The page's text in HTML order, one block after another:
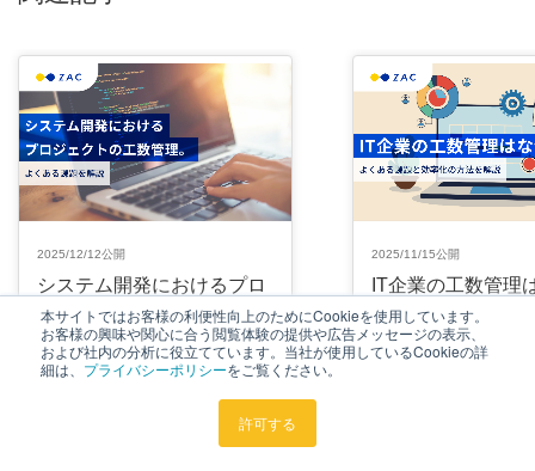
本サイトではお客様の利便性向上のためにCookieを使用しています。
お客様の興味や関心に合う閲覧体験の提供や広告メッセージの表示、
および社内の分析に役立てています。当社が使用しているCookieの詳
細は、 プライバシーポリシーをご覧ください。
許可する
2025/12/12公開
システム開発におけるプロ
ジェクトの工数管理。よく
ある課題を解説
2025/11/15公開
IT企業の工数管理
要？よくある課題
の方法を解説